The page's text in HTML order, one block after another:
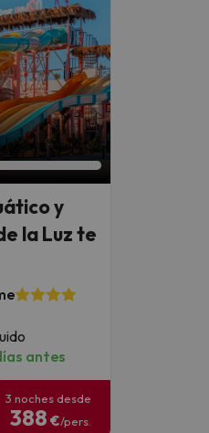
y
la Luz te
antes
3 noches desde
388 €/pers.